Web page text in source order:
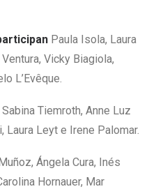
Paula Isola, Laura
Vicky Biagiola,
L’Evêque.
Sabina Tiemroth, Anne Luz
Laura Leyt e Irene Palomar.
Ángela Cura, Inés
Hornauer, Mar